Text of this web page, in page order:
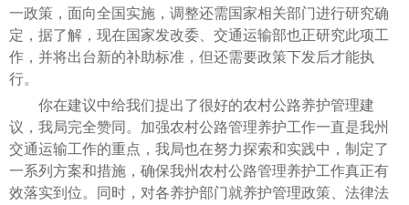
一政策，面向全国实施，调整还需国家相关部门进行研究确
定，据了解，现在国家发改委、交通运输部也正研究此项工
作，并将出台新的补助标准，但还需要政策下发后才能执
行。
你在建议中给我们提出了很好的农村公路养护管理建
议，我局完全赞同。加强农村公路管理养护工作一直是我州
交通运输工作的重点，我局也在努力探索和实践中，制定了
一系列方案和措施，确保我州农村公路管理养护工作真正有
效落实到位。同时，对各养护部门就养护管理政策、法律法